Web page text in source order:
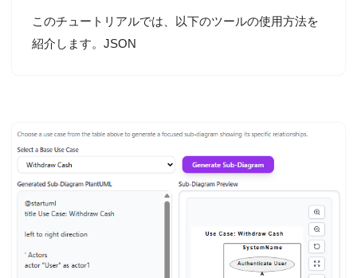
このチュートリアルでは、以下のツールの使用方法を
紹介します。JSON